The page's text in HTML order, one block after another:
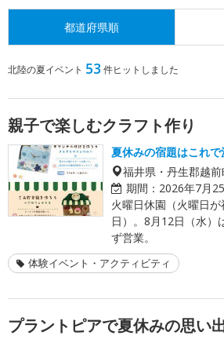
都道府県順
北陸の夏イベント 53 件ヒットしました
親子で楽しむクラフト作り
夏休みの宿題はこれで
福井県・丹生郡越前
期間： 2026年7月
火曜日休園（火曜日
日）。8月12日（水）
ず営業。
体験イベント・アクティビティ
プラントピアで夏休みの思い